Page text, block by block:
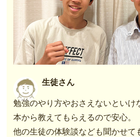
生徒さん
勉強のやり方やおさえないといけ
本から教えてもらえるので安心。
他の生徒の体験談なども聞かせて